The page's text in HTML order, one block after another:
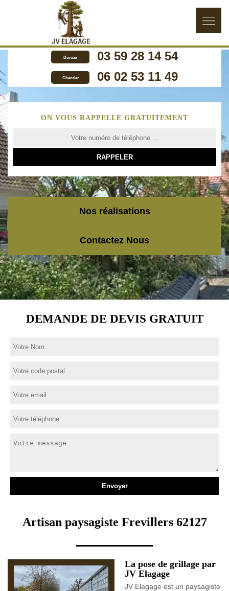
Bureau 03 59 28 14 54
Chantier 06 02 53 11 49
ON VOUS RAPPELLE GRATUITEMENT
Nos réalisations
Contactez Nous
DEMANDE DE DEVIS GRATUIT
Artisan paysagiste Frevillers 62127
La pose de grillage par
JV Elagage
JV Elagage est un paysagiste